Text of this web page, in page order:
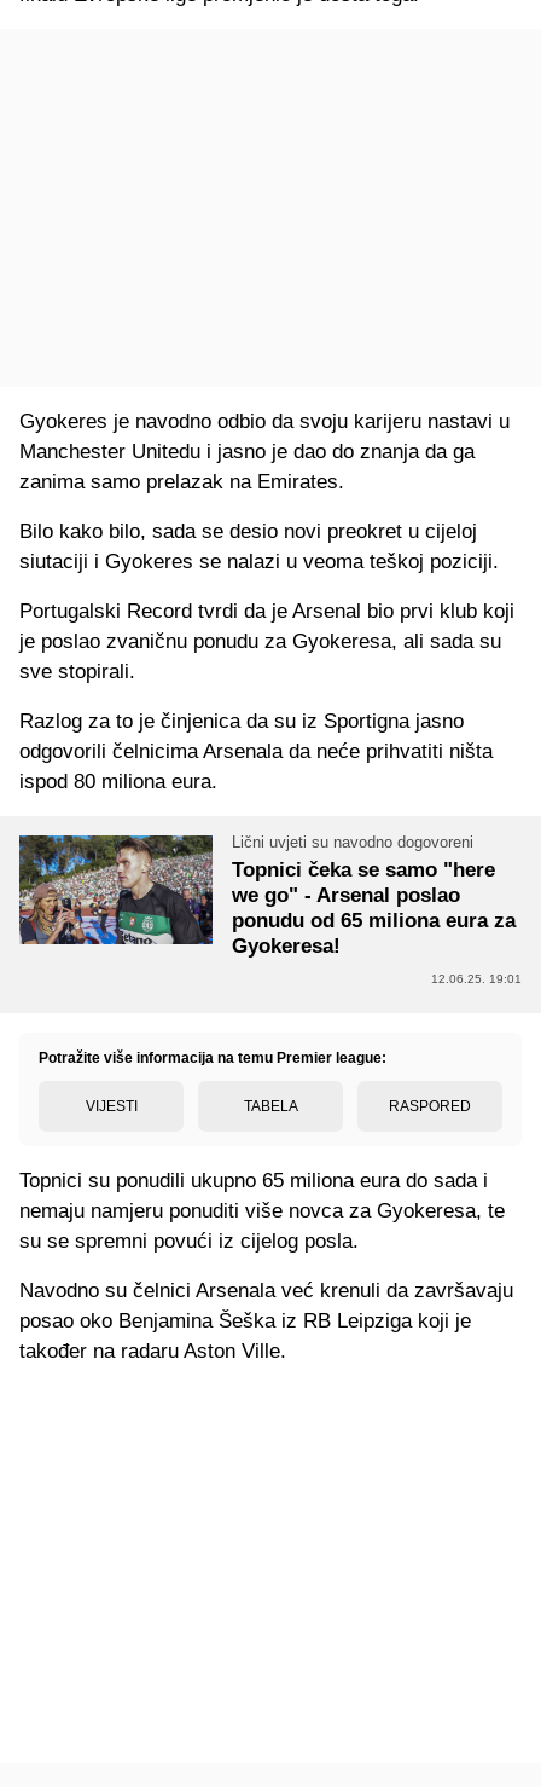
Gyokeres je navodno odbio da svoju karijeru nastavi u
Manchester Unitedu i jasno je dao do znanja da ga
zanima samo prelazak na Emirates.
Bilo kako bilo, sada se desio novi preokret u cijeloj
siutaciji i Gyokeres se nalazi u veoma teškoj poziciji.
Portugalski Record tvrdi da je Arsenal bio prvi klub koji
je poslao zvaničnu ponudu za Gyokeresa, ali sada su
sve stopirali.
Razlog za to je činjenica da su iz Sportigna jasno
odgovorili čelnicima Arsenala da neće prihvatiti ništa
ispod 80 miliona eura.
Lični uvjeti su navodno dogovoreni
Topnici čeka se samo "here
we go" - Arsenal poslao
ponudu od 65 miliona eura za
Gyokeresa!
12.06.25. 19:01
Potražite više informacija na temu Premier league:
VIJESTI TABELA RASPORED
Topnici su ponudili ukupno 65 miliona eura do sada i
nemaju namjeru ponuditi više novca za Gyokeresa, te
su se spremni povući iz cijelog posla.
Navodno su čelnici Arsenala već krenuli da završavaju
posao oko Benjamina Šeška iz RB Leipziga koji je
također na radaru Aston Ville.